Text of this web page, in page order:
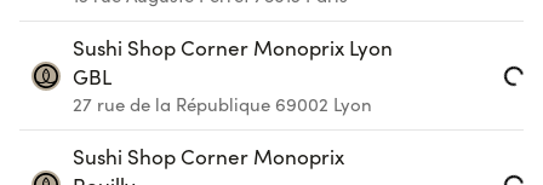
Loading...
Sushi Shop Corner Monoprix Lyon
GBL
27 rue de la République 69002 Lyon Loading...
Sushi Shop Corner Monoprix